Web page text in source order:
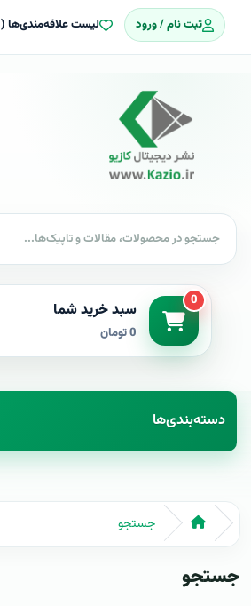
ثبت نام / ورود لیست علاقه‌مندی‌ها (0)
0 سبد خرید شما
0 تومان
دسته‌بندی‌ها
جستجو
جستجو